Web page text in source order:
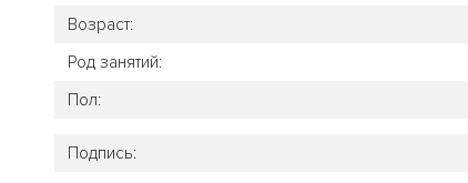
Возраст:
Род занятий:
Пол:
Подпись: